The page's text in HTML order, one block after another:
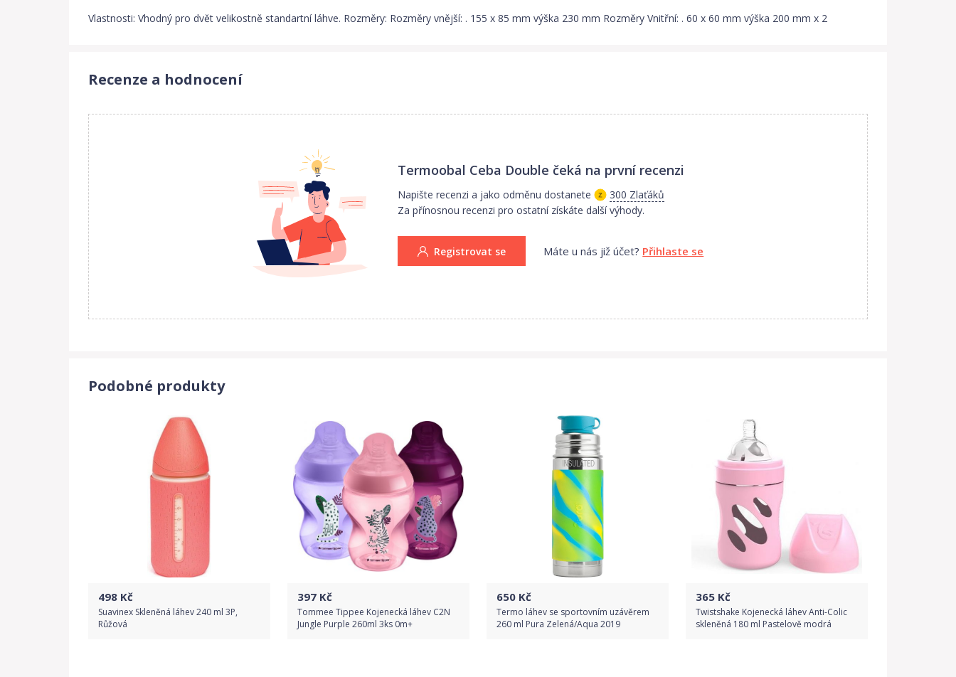
Vlastnosti: Vhodný pro dvět velikostně standartní láhve. Rozměry: Rozměry vnější: . 155 x 85 mm výška 230 mm Rozměry Vnitřní: . 60 x 60 mm výška 200 mm x 2
Recenze a hodnocení
Termoobal Ceba Double čeká na první recenzi
Napište recenzi a jako odměnu dostanete
300 Zlaťáků
Za přínosnou recenzi pro ostatní získáte další výhody.
Registrovat se Máte u nás již účet? Přihlaste se
Podobné produkty
498 Kč
Suavinex Skleněná láhev 240 ml 3P,
Růžová
397 Kč
Tommee Tippee Kojenecká láhev C2N
Jungle Purple 260ml 3ks 0m+
650 Kč
Termo láhev se sportovním uzávěrem
260 ml Pura Zelená/Aqua 2019
365 Kč
Twistshake Kojenecká láhev Anti-Colic
skleněná 180 ml Pastelově modrá